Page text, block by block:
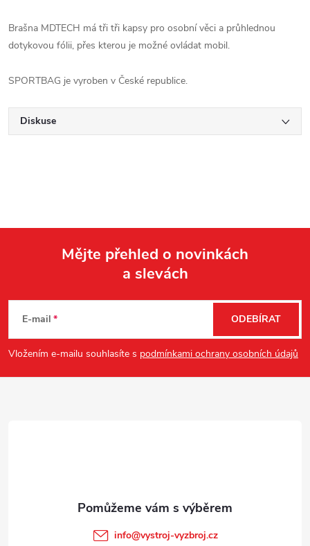
Brašna MDTECH má tři tři kapsy pro osobní věci a průhlednou
dotykovou fólii, přes kterou je možné ovládat mobil.
SPORTBAG je vyroben v České republice.
Diskuse
p
a
Mějte přehled o novinkách
a slevách
E-mail
Vložením e-mailu souhlasíte s podmínkami ochrany osobních údajů
ODEBÍRAT
info@vystroj-vyzbroj.cz